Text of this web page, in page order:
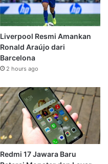
Liverpool Resmi Amankan
Ronald Araújo dari
Barcelona
2 hours ago
Redmi 17 Jawara Baru